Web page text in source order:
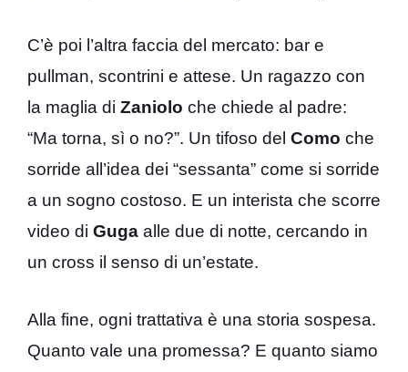
C’è poi l’altra faccia del mercato: bar e
pullman, scontrini e attese. Un ragazzo con
la maglia di Zaniolo che chiede al padre:
“Ma torna, sì o no?”. Un tifoso del Como che
sorride all’idea dei “sessanta” come si sorride
a un sogno costoso. E un interista che scorre
video di Guga alle due di notte, cercando in
un cross il senso di un’estate.
Alla fine, ogni trattativa è una storia sospesa.
Quanto vale una promessa? E quanto siamo